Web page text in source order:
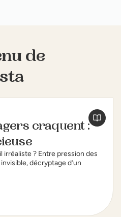
de
craquent :
irréaliste ? Entre pression des
décryptage d’un